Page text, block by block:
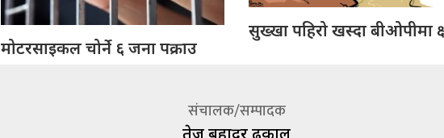
मोटरसाइकल चोर्ने ६ जना पक्राउ
सुख्खा पहिरो खस्दा बीओपीमा
संचालक/सम्पादक
तेज बहादूर ढकाल